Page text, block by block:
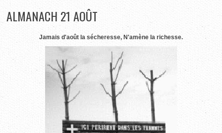
ALMANACH 21 AOÛT
Jamais d'août la sécheresse, N'amène la richesse.